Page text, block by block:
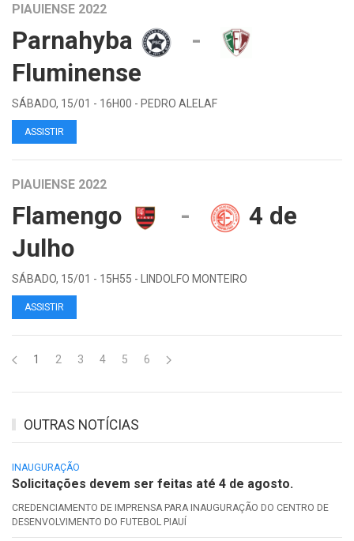
PIAUIENSE 2022
Parnahyba
-
Fluminense
SÁBADO, 15/01 - 16H00 - PEDRO ALELAF
ASSISTIR
PIAUIENSE 2022
Flamengo -
4 de
Julho
SÁBADO, 15/01 - 15H55 - LINDOLFO MONTEIRO
ASSISTIR
1 2 3 4 5 6
OUTRAS NOTÍCIAS
INAUGURAÇÃO
Solicitações devem ser feitas até 4 de agosto.
CREDENCIAMENTO DE IMPRENSA PARA INAUGURAÇÃO DO CENTRO DE
DESENVOLVIMENTO DO FUTEBOL PIAUÍ